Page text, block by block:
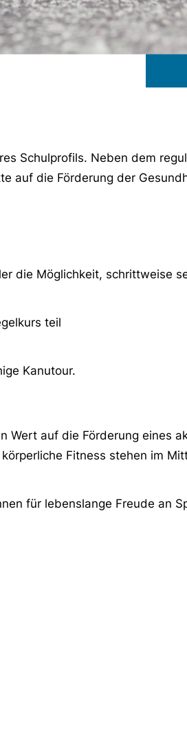
Schulprofils. Neben dem
auf die Förderung der
die Möglichkeit, schrittweise
teil
Kanutour.
Wert auf die Förderung eines
Fitness stehen im
für lebenslange Freude an